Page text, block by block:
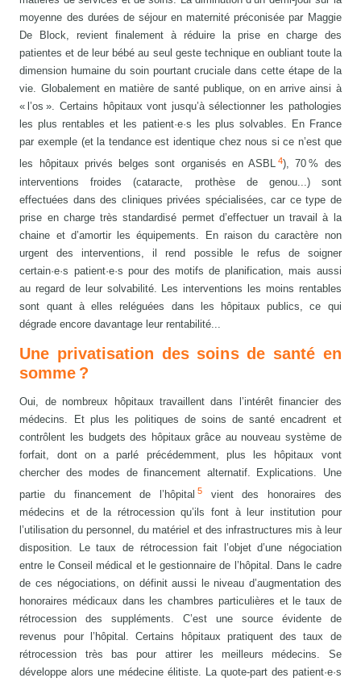
moyenne des durées de séjour en maternité préconisée par Maggie
De Block, revient finalement à réduire la prise en charge des
patientes et de leur bébé au seul geste technique en oubliant toute la
dimension humaine du soin pourtant cruciale dans cette étape de la
vie. Globalement en matière de santé publique, on en arrive ainsi à
« l’os ». Certains hôpitaux vont jusqu’à sélectionner les pathologies
les plus rentables et les patient·e·s les plus solvables. En France
par exemple (et la tendance est identique chez nous si ce n’est que
les hôpitaux privés belges sont organisés en ASBL4), 70 % des
interventions froides (cataracte, prothèse de genou...) sont
effectuées dans des cliniques privées spécialisées, car ce type de
prise en charge très standardisé permet d’effectuer un travail à la
chaine et d’amortir les équipements. En raison du caractère non
urgent des interventions, il rend possible le refus de soigner
certain·e·s patient·e·s pour des motifs de planification, mais aussi
au regard de leur solvabilité. Les interventions les moins rentables
sont quant à elles reléguées dans les hôpitaux publics, ce qui
dégrade encore davantage leur rentabilité...
Une privatisation des soins de santé en
somme ?
Oui, de nombreux hôpitaux travaillent dans l’intérêt financier des
médecins. Et plus les politiques de soins de santé encadrent et
contrôlent les budgets des hôpitaux grâce au nouveau système de
forfait, dont on a parlé précédemment, plus les hôpitaux vont
chercher des modes de financement alternatif. Explications. Une
partie du financement de l’hôpital 5
vient des honoraires des
médecins et de la rétrocession qu’ils font à leur institution pour
l’utilisation du personnel, du matériel et des infrastructures mis à leur
disposition. Le taux de rétrocession fait l’objet d’une négociation
entre le Conseil médical et le gestionnaire de l’hôpital. Dans le cadre
de ces négociations, on définit aussi le niveau d’augmentation des
honoraires médicaux dans les chambres particulières et le taux de
rétrocession des suppléments. C’est une source évidente de
revenus pour l’hôpital. Certains hôpitaux pratiquent des taux de
rétrocession très bas pour attirer les meilleurs médecins. Se
développe alors une médecine élitiste. La quote-part des patient·e·s